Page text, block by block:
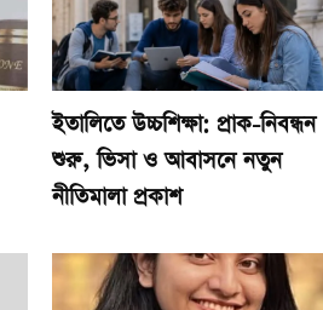
ইতালিতে উচ্চশিক্ষা: প্রাক-নিবন্ধন
শুরু, ভিসা ও আবাসনে নতুন
নীতিমালা প্রকাশ